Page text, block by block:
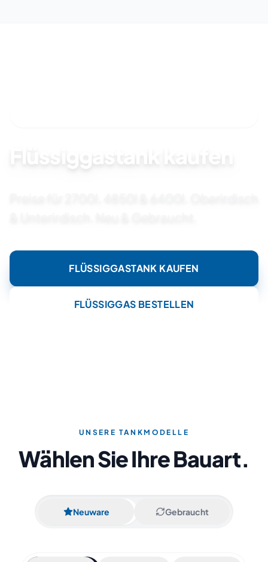
Flüssiggastank kaufen
FLÜSSIGGASTANK KAUFEN
FLÜSSIGGAS BESTELLEN
UNSERE TANKMODELLE
Wählen Sie Ihre Bauart.
Neuware Gebraucht